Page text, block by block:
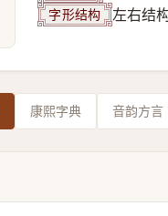
字形结构 左右结
康熙字典 音韵方言